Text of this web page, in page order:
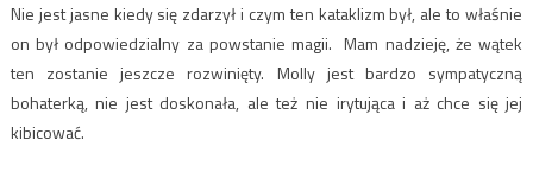
Nie jest jasne kiedy się zdarzył i czym ten kataklizm był, ale to właśnie
on był odpowiedzialny za powstanie magii. Mam nadzieję, że wątek
ten zostanie jeszcze rozwinięty. Molly jest bardzo sympatyczną
bohaterką, nie jest doskonała, ale też nie irytująca i aż chce się jej
kibicować.